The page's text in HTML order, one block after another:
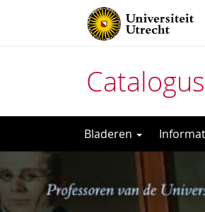
naar
het
inhoud
Bladeren